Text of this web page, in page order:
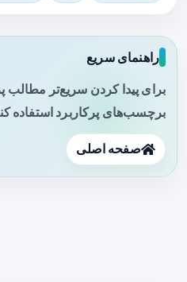
راهنمای سریع
برای پیدا کردن سریع‌تر مطالب
برچسب‌های پرکاربرد استفاده
صفحه اصلی